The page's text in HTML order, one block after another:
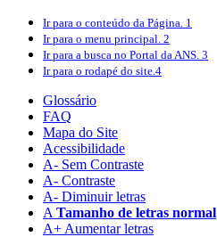
Ir para o conteúdo da Página. 1
Ir para o menu principal. 2
Ir para a busca no Portal da ANS. 3
Ir para o rodapé do site.4
Glossário
FAQ
Mapa do Site
Acessibilidade
A- Sem Contraste
A- Contraste
A- Diminuir letras
A Tamanho de letras normal
A+ Aumentar letras